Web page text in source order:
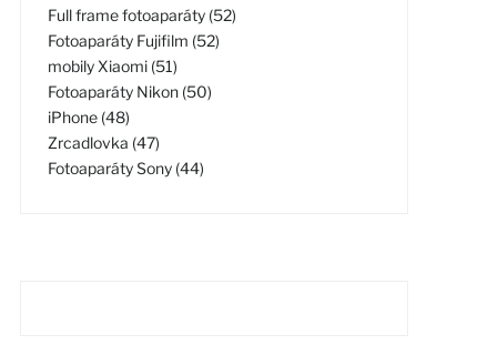
Full frame fotoaparáty (52)
Fotoaparáty Fujifilm (52)
mobily Xiaomi (51)
Fotoaparáty Nikon (50)
iPhone (48)
Zrcadlovka (47)
Fotoaparáty Sony (44)